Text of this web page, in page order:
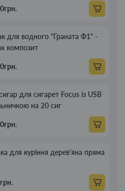
для водного "Граната Ф1" -
композит
для сигарет Focus із USB
на 20 сиг
для куріння дерев'яна пряма